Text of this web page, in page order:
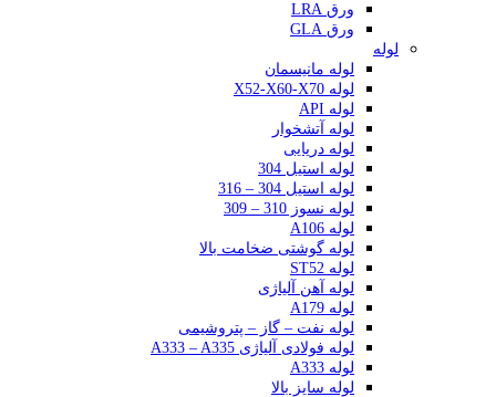
ورق LRA
ورق GLA
لوله
لوله مانیسمان
لوله X52-X60-X70
لوله API
لوله آتشخوار
لوله دریایی
لوله استیل 304
لوله استیل 304 – 316
لوله نسوز 310 – 309
لوله A106
لوله گوشتی ضخامت بالا
لوله ST52
لوله آهن آلیاژی
لوله A179
لوله نفت – گاز – پتروشیمی
لوله فولادی آلیاژی A333 – A335
لوله A333
لوله سایز بالا